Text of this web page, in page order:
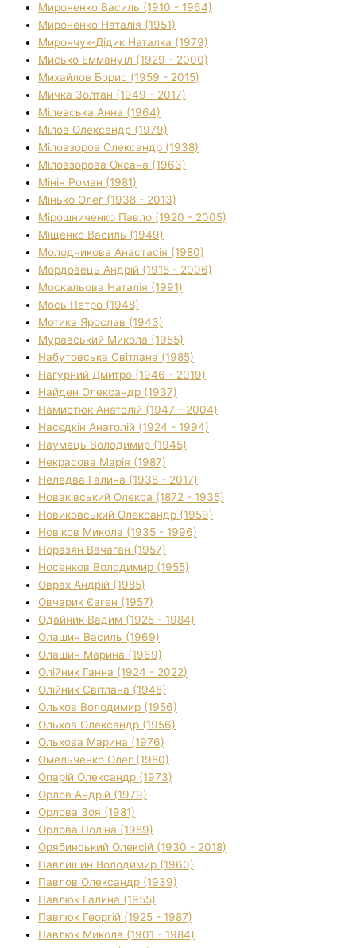
Мироненко Василь (1910 - 1964)
Мироненко Наталія (1951)
Мирончук-Дідик Наталка (1979)
Мисько Еммануїл (1929 - 2000)
Михайлов Борис (1959 - 2015)
Мичка Золтан (1949 - 2017)
Мілевська Анна (1964)
Мілов Олександр (1979)
Міловзоров Олександр (1938)
Міловзорова Оксана (1963)
Мінін Роман (1981)
Мінько Олег (1938 - 2013)
Мірошниченко Павло (1920 - 2005)
Міщенко Василь (1949)
Молодчикова Анастасія (1980)
Мордовець Андрій (1918 - 2006)
Москальова Наталія (1991)
Мось Петро (1948)
Мотика Ярослав (1943)
Муравський Микола (1955)
Набутовська Світлана (1985)
Нагурний Дмитро (1946 - 2019)
Найден Олександр (1937)
Намистюк Анатолій (1947 - 2004)
Насєдкін Анатолій (1924 - 1994)
Наумець Володимир (1945)
Некрасова Марія (1987)
Неледва Галина (1938 - 2017)
Новаківський Олекса (1872 - 1935)
Новиковський Олександр (1959)
Новіков Микола (1935 - 1996)
Норазян Вачаган (1957)
Носенков Володимир (1955)
Оврах Андрій (1985)
Овчарик Євген (1957)
Одайник Вадим (1925 - 1984)
Олашин Василь (1969)
Олашин Марина (1969)
Олійник Ганна (1924 - 2022)
Олійник Світлана (1948)
Ольхов Володимир (1956)
Ольхов Олександр (1956)
Ольхова Марина (1976)
Омельченко Олег (1980)
Опарій Олександр (1973)
Орлов Андрій (1979)
Орлова Зоя (1981)
Орлова Поліна (1989)
Орябинський Олексій (1930 - 2018)
Павлишин Володимир (1960)
Павлов Олександр (1939)
Павлюк Галина (1955)
Павлюк Георгій (1925 - 1987)
Павлюк Микола (1901 - 1984)